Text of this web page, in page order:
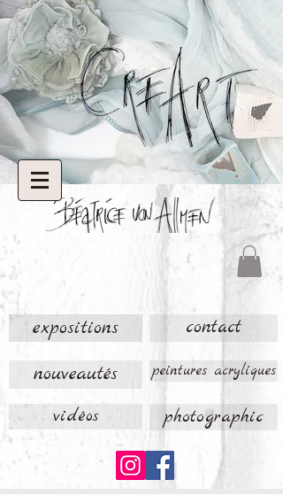
expositions contact
nouveautés peintures acryliques
vidéos photographic